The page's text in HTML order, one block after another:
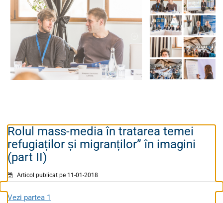
Rolul mass-media în tratarea temei
refugiaților și migranților” în imagini
(part II)
Articol publicat pe 11-01-2018
Vezi partea 1